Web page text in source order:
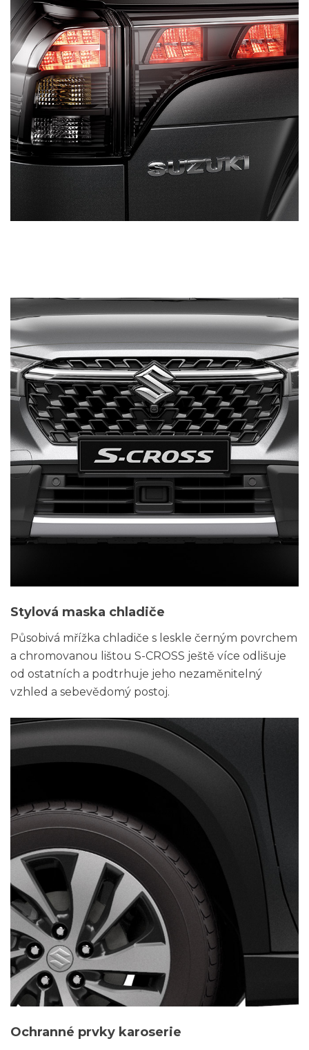
Stylová maska chladiče
Působivá mřížka chladiče s leskle černým povrchem
a chromovanou lištou S-CROSS ještě více odlišuje
od ostatních a podtrhuje jeho nezaměnitelný
vzhled a sebevědomý postoj.
Ochranné prvky karoserie